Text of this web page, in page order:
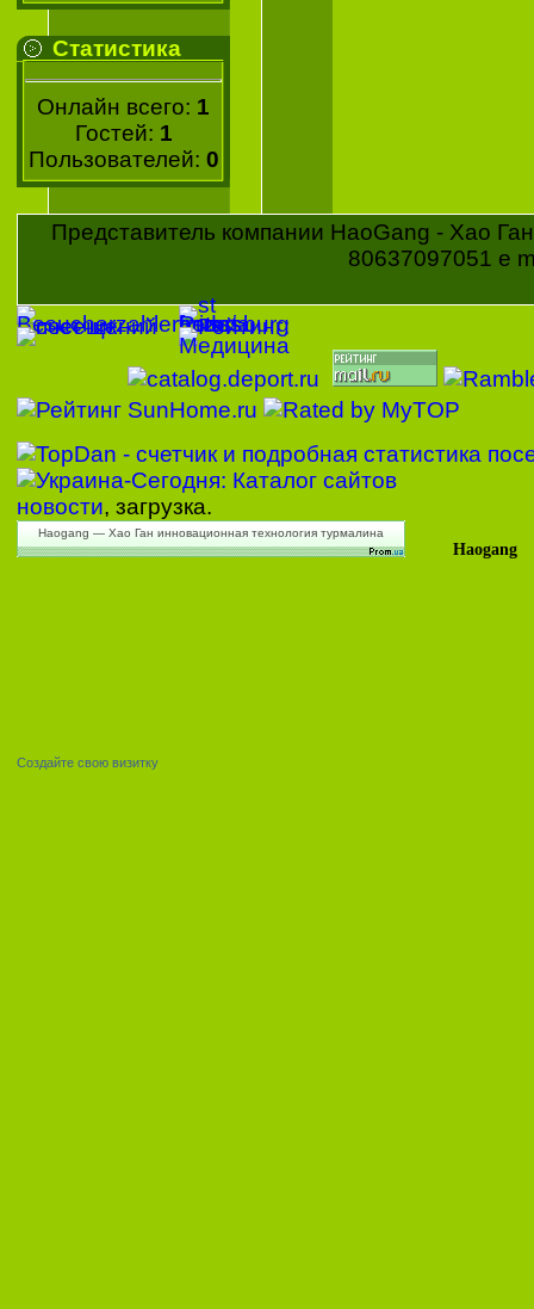
Статистика
Онлайн всего: 1
Гостей: 1
Пользователей: 0
Представитель компании HaoGang - Хао
80637097051 e
новости, загрузка.
Haogang — Хао Ган инновационная технология турмалина
Haogang
Создайте свою визитку